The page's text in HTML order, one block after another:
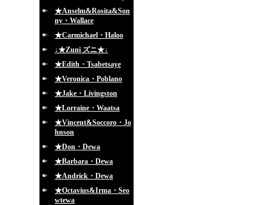
★Anselm&Rosita&Son
ny・Wallace
★Carmichael・Haloo
↓★Zuni ズニ★↓
★Edith・Tsabetsaye
★Veronica・Poblano
★Jake・Livingston
★Lorraine・Waatsa
★Vincent&Soccoro・Jo
hnson
★Don・Dewa
★Barbara・Dewa
★Andrick・Dewa
★Octavius&Irma・Seo
wtewa